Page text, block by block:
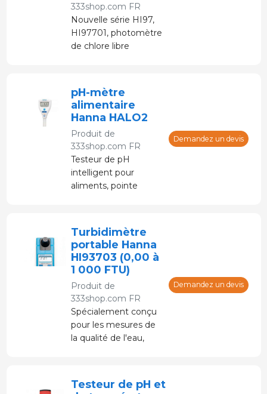
333shop.com FR
Nouvelle série HI97,
HI97701, photomètre
de chlore libre
étalonnable par
l'utilisateur, avec une
nouvelle conception
optique pour
améliorer la
répétabilité et la
vitesse de mesure.
pH-mètre
alimentaire
Hanna HALO2
Produit de
333shop.com FR
Testeur de pH
intelligent pour
aliments, pointe
rapidement et
facilement le pH des
aliments.
Demandez un devis
Turbidimètre
portable Hanna
HI93703 (0,00 à
1 000 FTU)
Produit de
333shop.com FR
Spécialement conçu
pour les mesures de
la qualité de l'eau,
Demandez un devis
Testeur de pH et